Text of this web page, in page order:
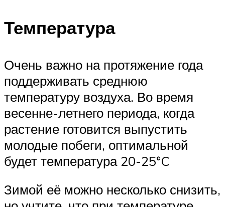
Температура
Очень важно на протяжение года
поддерживать среднюю
температуру воздуха. Во время
весенне-летнего периода, когда
растение готовится выпустить
молодые побеги, оптимальной
будет температура 20-25°C
Зимой её можно несколько снизить,